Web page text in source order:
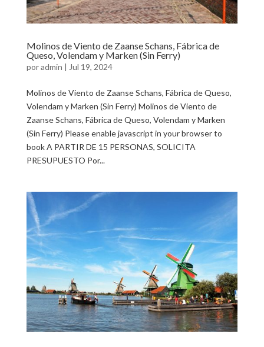
Molinos de Viento de Zaanse Schans, Fábrica de
Queso, Volendam y Marken (Sin Ferry)
poradmin | Jul 19, 2024
Molinos de Viento de Zaanse Schans, Fábrica de Queso,
Volendam y Marken (Sin Ferry) Molinos de Viento de
Zaanse Schans, Fábrica de Queso, Volendam y Marken
(Sin Ferry) Please enable javascript in your browser to
book A PARTIR DE 15 PERSONAS, SOLICITA
PRESUPUESTO Por...